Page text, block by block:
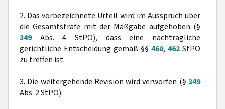
2. Das vorbezeichnete Urteil wird im Ausspruch über
die Gesamtstrafe mit der Maßgabe aufgehoben (§
349Abs. 4 StPO), dass eine nachträgliche
gerichtliche Entscheidung gemäß §§ 460, 462 StPO
zu treffen ist.
3. Die weitergehende Revision wird verworfen (§ 349
Abs. 2 StPO).